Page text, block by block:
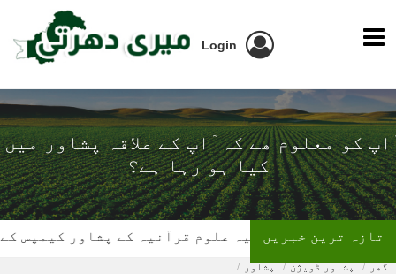
Login
ٓاپ کو معلوم ھے کہ ٓاپ کے علاقہ پشاور میں
کیا ہو رہا ہے؟
ادارہ رحیمیہ علوم قرآنیہ کے پشاور کیمپس کے سنگ
تازہ ترین خبریں
گھر پشاور ڈویژن
پشاور